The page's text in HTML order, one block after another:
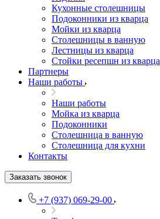
Кухонные столешницы
Подоконники из кварца
Мойки из кварца
Столешницы в ванную
Лестницы из кварца
Стойки ресепшн из кварца
Партнеры
Наши работы
Наши работы
Мойка из кварца
Подоконники
Столешница в ванную
Столешница для кухни
Контакты
Заказать звонок
+7 (937) 069-29-00